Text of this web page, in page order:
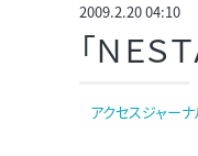
2009.2.20 04:10
「ＮＥ
アクセスジャー